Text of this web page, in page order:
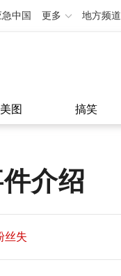
急中国 更多 地方频道
美图 搞笑
介绍
丝失
丝失